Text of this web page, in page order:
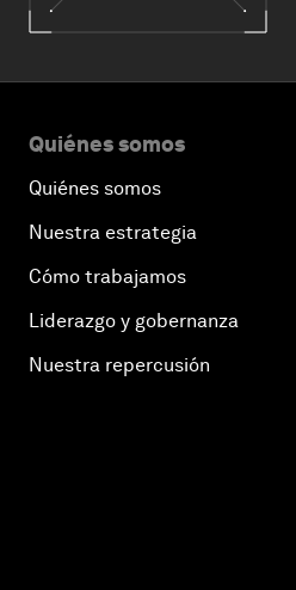
Quiénes somos
Quiénes somos
Nuestra estrategia
Cómo trabajamos
Liderazgo y gobernanza
Nuestra repercusión